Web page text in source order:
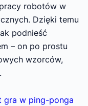
robotów w
Dzięki temu
podnieść
– on po prostu
wzorców,
gra w ping-ponga